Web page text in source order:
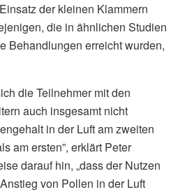
der kleinen Klammern
die in ähnlichen Studien
Behandlungen erreicht wurden,
die Teilnehmer mit den
auch insgesamt nicht
in der Luft am zweiten
am ersten”, erklärt Peter
darauf hin, „dass der Nutzen
von Pollen in der Luft